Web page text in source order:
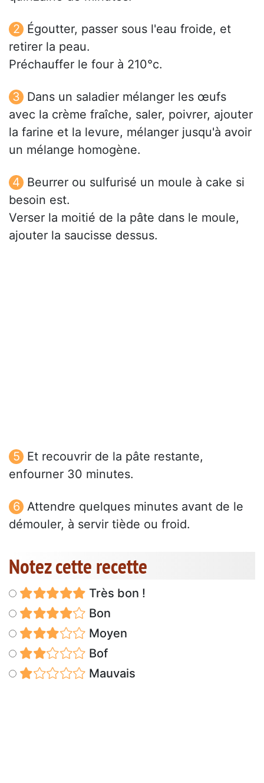
Égoutter, passer sous l'eau froide, et
retirer la peau.
Préchauffer le four à 210°c.
Dans un saladier mélanger les œufs
avec la crème fraîche, saler, poivrer, ajouter
la farine et la levure, mélanger jusqu'à avoir
un mélange homogène.
Beurrer ou sulfurisé un moule à cake si
besoin est.
Verser la moitié de la pâte dans le moule,
ajouter la saucisse dessus.
Et recouvrir de la pâte restante,
enfourner 30 minutes.
Attendre quelques minutes avant de le
démouler, à servir tiède ou froid.
Notez cette recette
Très bon !
Bon
Moyen
Bof
Mauvais